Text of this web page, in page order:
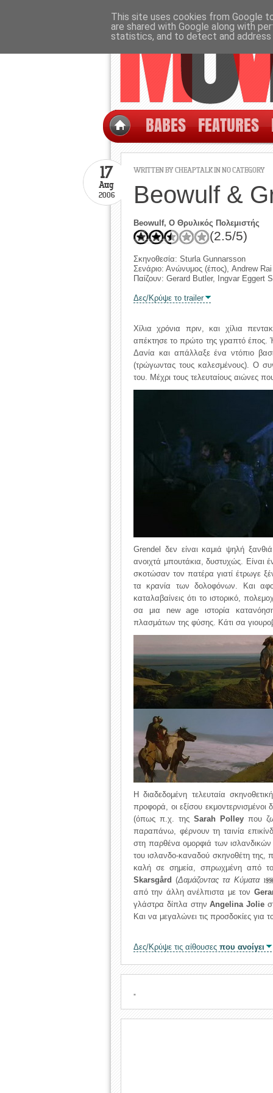
BABES FEATURES
WRITTEN BY CHEAPTALK IN NO CATEGORY
17
Aug
2006 Beowulf &
Beowulf, Ο Θρυλικός Πολεμιστής
(2.5/5)
Σκηνοθεσία: Sturla Gunnarsson
Σενάριο: Ανώνυμος (έπος), Andrew
Παίζουν: Gerard Butler, Ingvar Eggert
Δες/Κρύψε το trailer
Χίλια χρόνια πριν, και χίλια
απέκτησε το πρώτο της γραπτό έπος.
Δανία και απάλλαξε ένα ντόπιο
(τρώγωντας τους καλεσμένους). Ο
του. Μέχρι τους τελευταίους αιώνες
Grendel δεν είναι καμιά ψηλή
ανοιχτά μπουτάκια, δυστυχώς. Είναι
σκοτώσαν τον πατέρα γιατί έτρωγε
τα κρανία των δολοφόνων. Και
καταλαβαίνεις ότι το ιστορικό,
σα μια new age ιστορία
πλασμάτων της φύσης. Κάτι σα
Η διαδεδομένη τελευταία
προφορά, οι εξίσου εκμοντερνισμένοι
(όπως π.χ. της Sarah Polley που
παραπάνω, φέρνουν τη ταινία
στη παρθένα ομορφιά των ισλανδικών
του ισλανδο-καναδού σκηνοθέτη της,
καλή σε σημεία, σπρωχμένη από
Skarsgård (Δαμάζοντας τα Κύματα
από την άλλη ανέλπιστα με τον
γλάστρα δίπλα στηνAngelina Jolie
Και να μεγαλώνει τις προσδοκίες για
Δες/Κρύψε τις αίθουσες που ανοίγει
.
This site uses cookies from Google
are shared with Google along with
statistics, and to detect and address